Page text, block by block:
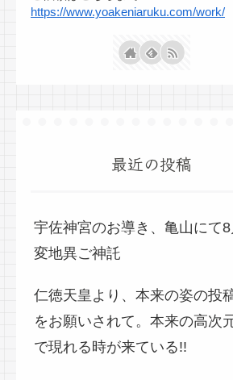
https://www.yoakeniaruku.com/work/
最近の投稿
宇佐神宮のお導き、亀山にて
変地異ご神託
仁徳天皇より、本来の姿の投
をお願いされて。本来の高次
で現れる時が来ている!!